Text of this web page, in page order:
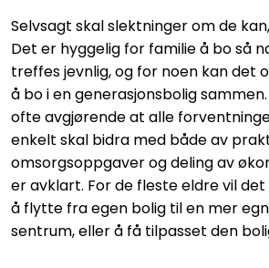
Selvsagt skal slektninger om de
Det er hyggelig for familie å bo så
treffes jevnlig, og for noen kan det
å bo i en generasjonsbolig
ofte avgjørende at alle
enkelt skal bidra med både av
omsorgsoppgaver og deling av
er avklart. For de fleste eldre vil
å flytte fra egen bolig til en mer
sentrum, eller å få tilpasset den